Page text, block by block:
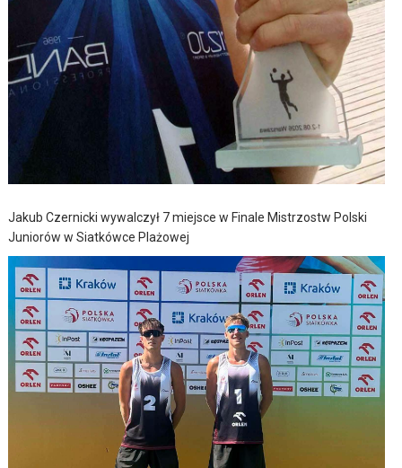
Jakub Czernicki wywalczył 7 miejsce w Finale Mistrzostw Polski
Juniorów w Siatkówce Plażowej